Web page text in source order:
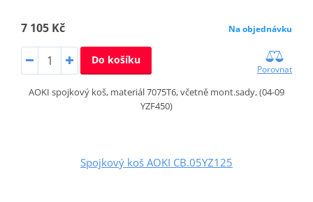
7 105 Kč Na objednávku
Do košíku
Porovnat
AOKI spojkový koš, materiál 7075T6, včetně mont.sady, (04-09
YZF450)
Spojkový koš AOKI CB.05YZ125